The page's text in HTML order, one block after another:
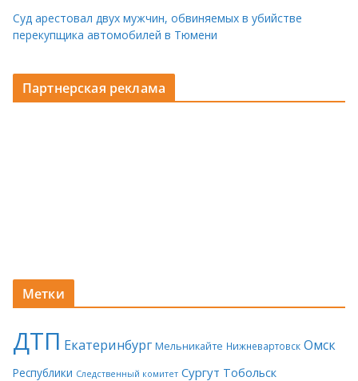
Суд арестовал двух мужчин, обвиняемых в убийстве
перекупщика автомобилей в Тюмени
Партнерская реклама
Метки
ДТП Екатеринбург Мельникайте Нижневартовск Омск
Республики Следственный комитет Сургут Тобольск